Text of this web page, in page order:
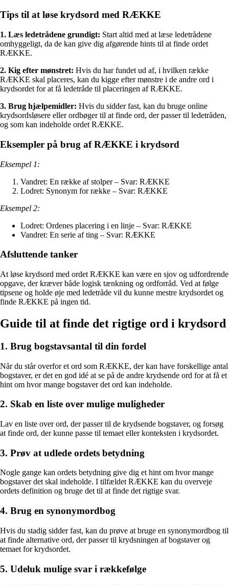
Tips til at løse krydsord med RÆKKE
1. Læs ledetrådene grundigt: Start altid med at læse ledetrådene
omhyggeligt, da de kan give dig afgørende hints til at finde ordet
RÆKKE.
2. Kig efter mønstret: Hvis du har fundet ud af, i hvilken række
RÆKKE skal placeres, kan du kigge efter mønstre i de andre ord i
krydsordet for at få ledetråde til placeringen af RÆKKE.
3. Brug hjælpemidler: Hvis du sidder fast, kan du bruge online
krydsordsløsere eller ordbøger til at finde ord, der passer til ledetråden,
og som kan indeholde ordet RÆKKE.
Eksempler på brug af RÆKKE i krydsord
Eksempel 1:
Vandret: En række af stolper – Svar: RÆKKE
Lodret: Synonym for række – Svar: RÆKKE
Eksempel 2:
Lodret: Ordenes placering i en linje – Svar: RÆKKE
Vandret: En serie af ting – Svar: RÆKKE
Afsluttende tanker
At løse krydsord med ordet RÆKKE kan være en sjov og udfordrende
opgave, der kræver både logisk tænkning og ordforråd. Ved at følge
tipsene og holde øje med ledetråde vil du kunne mestre krydsordet og
finde RÆKKE på ingen tid.
Guide til at finde det rigtige ord i krydsord
1. Brug bogstavsantal til din fordel
Når du står overfor et ord som RÆKKE, der kan have forskellige antal
bogstaver, er det en god idé at se på de andre krydsende ord for at få et
hint om hvor mange bogstaver det ord kan indeholde.
2. Skab en liste over mulige muligheder
Lav en liste over ord, der passer til de krydsende bogstaver, og forsøg
at finde ord, der kunne passe til temaet eller konteksten i krydsordet.
3. Prøv at udlede ordets betydning
Nogle gange kan ordets betydning give dig et hint om hvor mange
bogstaver det skal indeholde. I tilfældet RÆKKE kan du overveje
ordets definition og bruge det til at finde det rigtige svar.
4. Brug en synonymordbog
Hvis du stadig sidder fast, kan du prøve at bruge en synonymordbog til
at finde alternative ord, der passer til krydsningen af bogstaver og
temaet for krydsordet.
5. Udeluk mulige svar i rækkefølge